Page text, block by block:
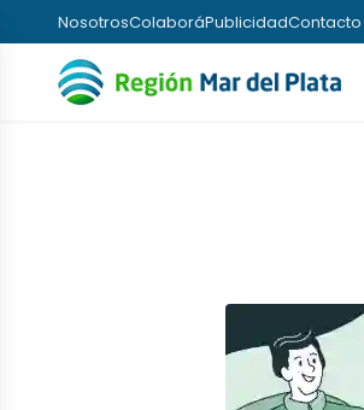
NosotrosColaboráPublicidadContacto